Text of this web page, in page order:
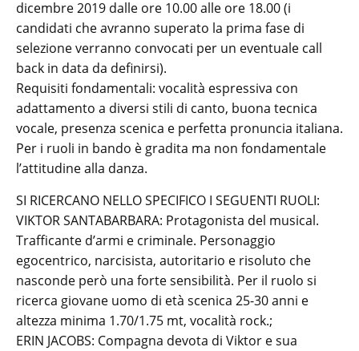
dicembre 2019 dalle ore 10.00 alle ore 18.00 (i
candidati che avranno superato la prima fase di
selezione verranno convocati per un eventuale call
back in data da definirsi).
Requisiti fondamentali: vocalità espressiva con
adattamento a diversi stili di canto, buona tecnica
vocale, presenza scenica e perfetta pronuncia italiana.
Per i ruoli in bando è gradita ma non fondamentale
l’attitudine alla danza.
SI RICERCANO NELLO SPECIFICO I SEGUENTI RUOLI:
VIKTOR SANTABARBARA: Protagonista del musical.
Trafficante d’armi e criminale. Personaggio
egocentrico, narcisista, autoritario e risoluto che
nasconde però una forte sensibilità. Per il ruolo si
ricerca giovane uomo di età scenica 25-30 anni e
altezza minima 1.70/1.75 mt, vocalità rock.;
ERIN JACOBS: Compagna devota di Viktor e sua